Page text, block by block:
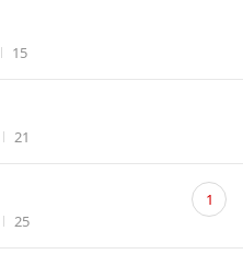
조회수
15
조회수
21
조회수
25
댓
글 1